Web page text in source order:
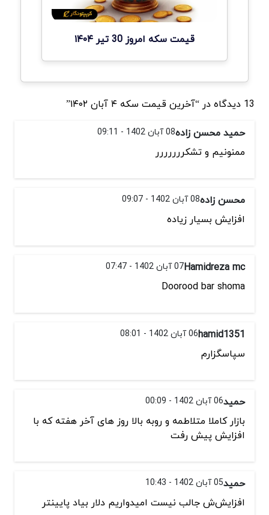
قیمت سکه امروز 30 تیر ۱۴۰۴
13 دیدگاه در “آخرین قیمت سکه ۴ آبان ۱۴۰۲”
حمید محسن زاده08 آبان 1402 - 09:11
ممنونیم و تشکررررررر
محسن زاده08 آبان 1402 - 09:07
افزایش بسیار زیاده
Hamidreza mc07 آبان 1402 - 07:47
Doorood bar shoma
hamid135106 آبان 1402 - 08:01
سپاسگزارم
حمید06 آبان 1402 - 00:09
بازار کاملا متلاطمه و روبه بالا روز های آخر هفته که با
افزایش پیش رفت
حمید05 آبان 1402 - 10:43
افزایش‌ش جالب نیست امیدواریم دلار بیاد پایینتر